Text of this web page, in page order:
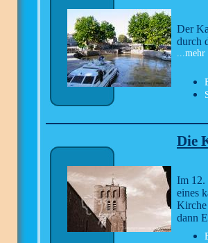
Der
durch
...mehr
Die
Im 12.
eines
Kirche
dann